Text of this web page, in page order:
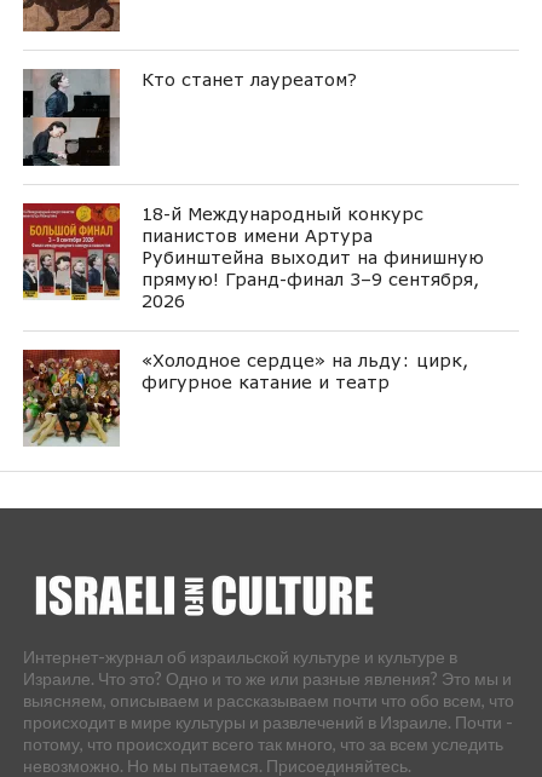
Кто станет лауреатом?
18-й Международный конкурс
пианистов имени Артура
Рубинштейна выходит на финишную
прямую! Гранд-финал 3–9 сентября,
2026
«Холодное сердце» на льду: цирк,
фигурное катание и театр
Интернет-журнал об израильской культуре и культуре в
Израиле. Что это? Одно и то же или разные явления? Это мы и
выясняем, описываем и рассказываем почти что обо всем, что
происходит в мире культуры и развлечений в Израиле. Почти -
потому, что происходит всего так много, что за всем уследить
невозможно. Но мы пытаемся. Присоединяйтесь.